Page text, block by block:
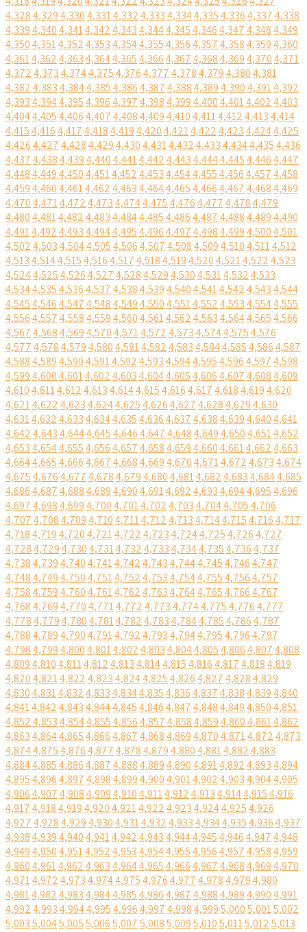
4,3284,3294,3304,3314,3324,3334,3344,3354,3364,3374,338
4,3394,3404,3414,3424,3434,3444,3454,3464,3474,3484,349
4,3504,3514,3524,3534,3544,3554,3564,3574,3584,3594,360
4,3614,3624,3634,3644,3654,3664,3674,3684,3694,3704,371
4,3724,3734,3744,3754,3764,3774,3784,3794,3804,381
4,3824,3834,3844,3854,3864,3874,3884,3894,3904,3914,392
4,3934,3944,3954,3964,3974,3984,3994,4004,4014,4024,403
4,4044,4054,4064,4074,4084,4094,4104,4114,4124,4134,414
4,4154,4164,4174,4184,4194,4204,4214,4224,4234,4244,425
4,4264,4274,4284,4294,4304,4314,4324,4334,4344,4354,436
4,4374,4384,4394,4404,4414,4424,4434,4444,4454,4464,447
4,4484,4494,4504,4514,4524,4534,4544,4554,4564,4574,458
4,4594,4604,4614,4624,4634,4644,4654,4664,4674,4684,469
4,4704,4714,4724,4734,4744,4754,4764,4774,4784,479
4,4804,4814,4824,4834,4844,4854,4864,4874,4884,4894,490
4,4914,4924,4934,4944,4954,4964,4974,4984,4994,5004,501
4,5024,5034,5044,5054,5064,5074,5084,5094,5104,5114,512
4,5134,5144,5154,5164,5174,5184,5194,5204,5214,5224,523
4,5244,5254,5264,5274,5284,5294,5304,5314,5324,533
4,5344,5354,5364,5374,5384,5394,5404,5414,5424,5434,544
4,5454,5464,5474,5484,5494,5504,5514,5524,5534,5544,555
4,5564,5574,5584,5594,5604,5614,5624,5634,5644,5654,566
4,5674,5684,5694,5704,5714,5724,5734,5744,5754,576
4,5774,5784,5794,5804,5814,5824,5834,5844,5854,5864,587
4,5884,5894,5904,5914,5924,5934,5944,5954,5964,5974,598
4,5994,6004,6014,6024,6034,6044,6054,6064,6074,6084,609
4,6104,6114,6124,6134,6144,6154,6164,6174,6184,6194,620
4,6214,6224,6234,6244,6254,6264,6274,6284,6294,630
4,6314,6324,6334,6344,6354,6364,6374,6384,6394,6404,641
4,6424,6434,6444,6454,6464,6474,6484,6494,6504,6514,652
4,6534,6544,6554,6564,6574,6584,6594,6604,6614,6624,663
4,6644,6654,6664,6674,6684,6694,6704,6714,6724,6734,674
4,6754,6764,6774,6784,6794,6804,6814,6824,6834,6844,685
4,6864,6874,6884,6894,6904,6914,6924,6934,6944,6954,696
4,6974,6984,6994,7004,7014,7024,7034,7044,7054,706
4,7074,7084,7094,7104,7114,7124,7134,7144,7154,7164,717
4,7184,7194,7204,7214,7224,7234,7244,7254,7264,727
4,7284,7294,7304,7314,7324,7334,7344,7354,7364,737
4,7384,7394,7404,7414,7424,7434,7444,7454,7464,747
4,7484,7494,7504,7514,7524,7534,7544,7554,7564,757
4,7584,7594,7604,7614,7624,7634,7644,7654,7664,767
4,7684,7694,7704,7714,7724,7734,7744,7754,7764,777
4,7784,7794,7804,7814,7824,7834,7844,7854,7864,787
4,7884,7894,7904,7914,7924,7934,7944,7954,7964,797
4,7984,7994,8004,8014,8024,8034,8044,8054,8064,8074,808
4,8094,8104,8114,8124,8134,8144,8154,8164,8174,8184,819
4,8204,8214,8224,8234,8244,8254,8264,8274,8284,829
4,8304,8314,8324,8334,8344,8354,8364,8374,8384,8394,840
4,8414,8424,8434,8444,8454,8464,8474,8484,8494,8504,851
4,8524,8534,8544,8554,8564,8574,8584,8594,8604,8614,862
4,8634,8644,8654,8664,8674,8684,8694,8704,8714,8724,873
4,8744,8754,8764,8774,8784,8794,8804,8814,8824,883
4,8844,8854,8864,8874,8884,8894,8904,8914,8924,8934,894
4,8954,8964,8974,8984,8994,9004,9014,9024,9034,9044,905
4,9064,9074,9084,9094,9104,9114,9124,9134,9144,9154,916
4,9174,9184,9194,9204,9214,9224,9234,9244,9254,926
4,9274,9284,9294,9304,9314,9324,9334,9344,9354,9364,937
4,9384,9394,9404,9414,9424,9434,9444,9454,9464,9474,948
4,9494,9504,9514,9524,9534,9544,9554,9564,9574,9584,959
4,9604,9614,9624,9634,9644,9654,9664,9674,9684,9694,970
4,9714,9724,9734,9744,9754,9764,9774,9784,9794,980
4,9814,9824,9834,9844,9854,9864,9874,9884,9894,9904,991
4,9924,9934,9944,9954,9964,9974,9984,9995,0005,0015,002
5,0035,0045,0055,0065,0075,0085,0095,0105,0115,0125,013